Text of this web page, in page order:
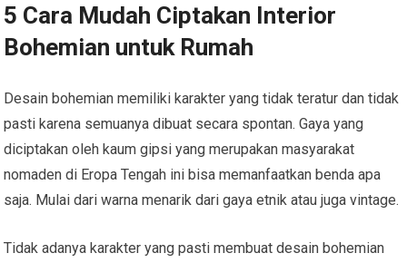
5 Cara Mudah Ciptakan Interior
Bohemian untuk Rumah
Desain bohemian memiliki karakter yang tidak teratur dan tidak
pasti karena semuanya dibuat secara spontan. Gaya yang
diciptakan oleh kaum gipsi yang merupakan masyarakat
nomaden di Eropa Tengah ini bisa memanfaatkan benda apa
saja. Mulai dari warna menarik dari gaya etnik atau juga vintage.
Tidak adanya karakter yang pasti membuat desain bohemian